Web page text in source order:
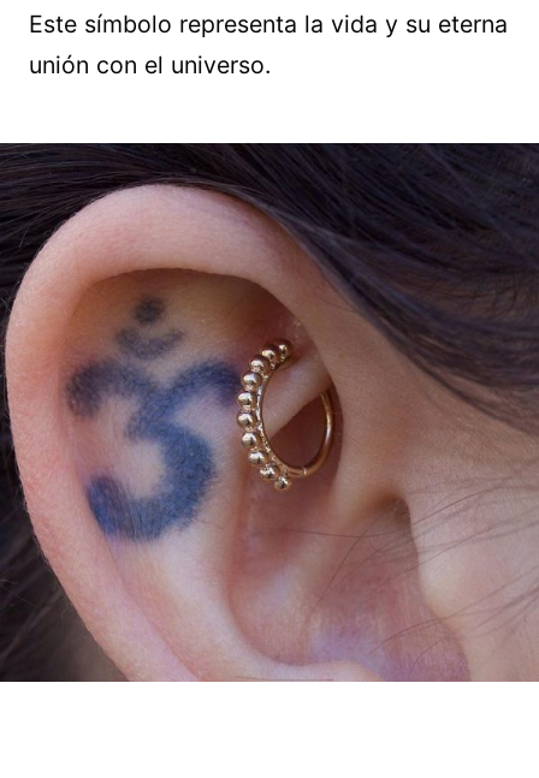
Este símbolo representa la vida y su eterna
unión con el universo.